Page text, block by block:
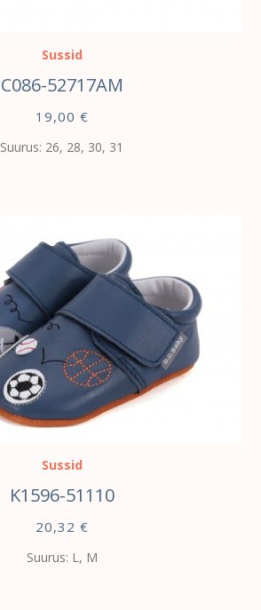
Sussid
C086-52717AM
19,00 €
Suurus: 26, 28, 30, 31
Sussid
K1596-51110
20,32 €
Suurus: L, M